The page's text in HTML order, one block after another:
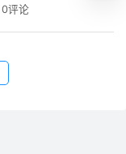
0评论